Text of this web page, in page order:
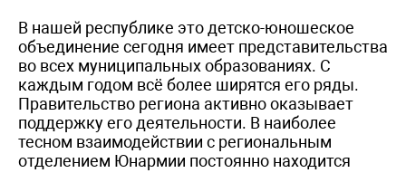
В нашей республике это детско-юношеское
объединение сегодня имеет представительства
во всех муниципальных образованиях. С
каждым годом всё более ширятся его ряды.
Правительство региона активно оказывает
поддержку его деятельности. В наиболее
тесном взаимодействии с региональным
отделением Юнармии постоянно находится